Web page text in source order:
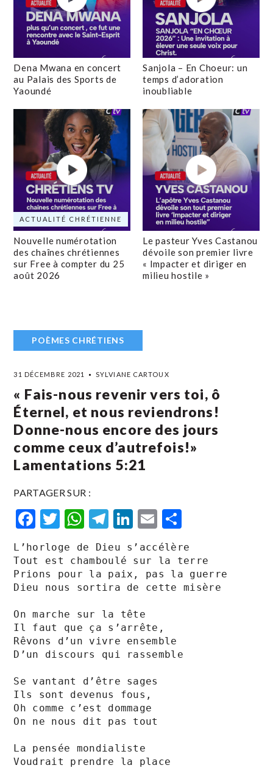
Dena Mwana en concert
au Palais des Sports de
Yaoundé
Sanjola – En Choeur: un
temps d’adoration
inoubliable
ACTUALITÉ CHRÉTIENNE
Nouvelle numérotation
des chaînes chrétiennes
sur Free à compter du 25
août 2026
Le pasteur Yves Castanou
dévoile son premier livre
« Impacter et diriger en
milieu hostile »
POÈMES CHRÉTIENS
31 DÉCEMBRE 2021 SYLVIANE CARTOUX
« Fais-nous revenir vers toi, ô
Éternel, et nous reviendrons!
Donne-nous encore des jours
comme ceux d’autrefois!»
‭‭Lamentations 5:21
PARTAGER SUR :
Facebook
Twitter
WhatsApp
Telegram
LinkedIn
Email
L’horloge de Dieu s’accélère
Tout est chamboulé sur la terre
Prions pour la paix, pas la guerre
Dieu nous sortira de cette misère
On marche sur la tête
Il faut que ça s’arrête,
Rêvons d’un vivre ensemble
D’un discours qui rassemble
Se vantant d’être sages
Ils sont devenus fous,
Oh comme c’est dommage
On ne nous dit pas tout
La pensée mondialiste
Voudrait prendre la place